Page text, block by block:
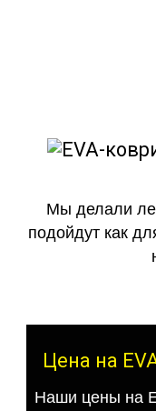
Мы делали
подойдут как
Цена на
Наши цены на